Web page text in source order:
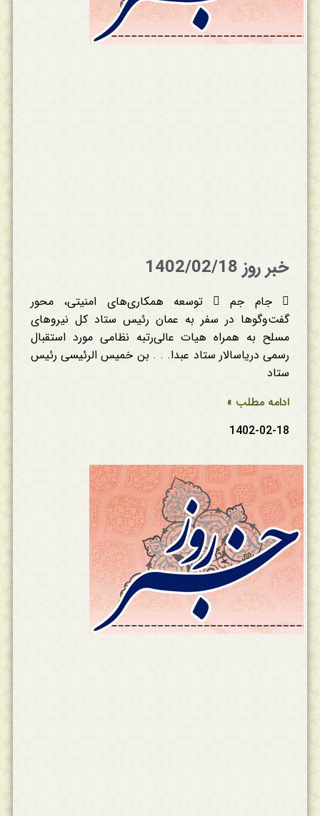
خبر روز 1402/02/18
 جام جم  توسعه همکاری‌های امنیتی، محور
گفت‌وگوها در سفر به عمان رئیس ستاد کل نیروهای
مسلح به همراه هیات عالی‌رتبه نظامی مورد استقبال
رسمی دریاسالار ستاد عبدا. . . بن خمیس الرئیسی رئیس
ستاد
ادامه مطلب »
1402-02-18